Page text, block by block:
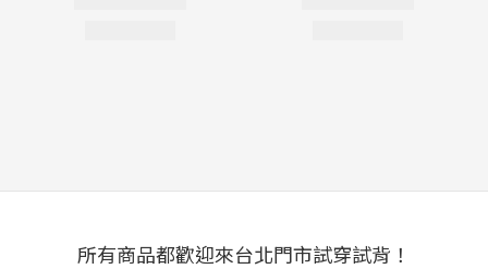
所有商品都歡迎來台北門市試穿試背！